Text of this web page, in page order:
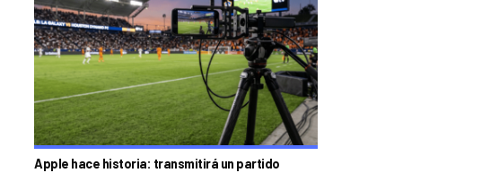
Apple hace historia: transmitirá un partido